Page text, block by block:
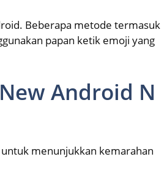
Beberapa metode termasuk
papan ketik emoji yang
Android N
menunjukkan kemarahan